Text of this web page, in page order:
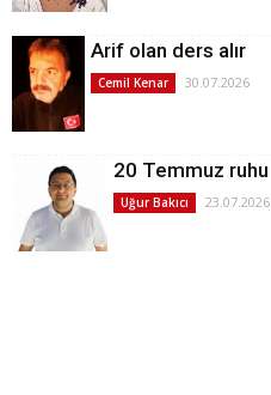
Arif olan ders alır
Cemil Kenar 30.07.2026
20 Temmuz ruhu
Uğur Bakıcı 23.07.2026